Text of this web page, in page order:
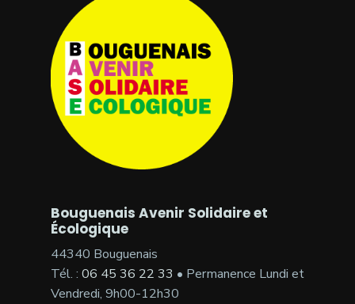
Bouguenais Avenir Solidaire et
Écologique
44340 Bouguenais
Tél. : 06 45 36 22 33 • Permanence Lundi et
Vendredi, 9h00-12h30